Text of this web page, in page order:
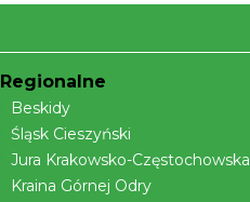
Regionalne
Beskidy
Śląsk Cieszyński
Jura Krakowsko-Częstochowska
Kraina Górnej Odry